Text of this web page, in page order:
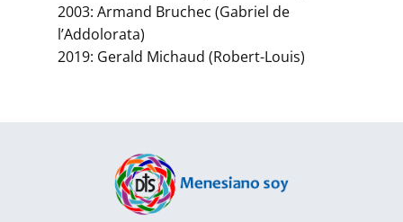
2003: Armand Bruchec (Gabriel de
l’Addolorata)
2019: Gerald Michaud (Robert-Louis)